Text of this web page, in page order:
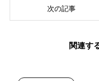
次の記事
関連す